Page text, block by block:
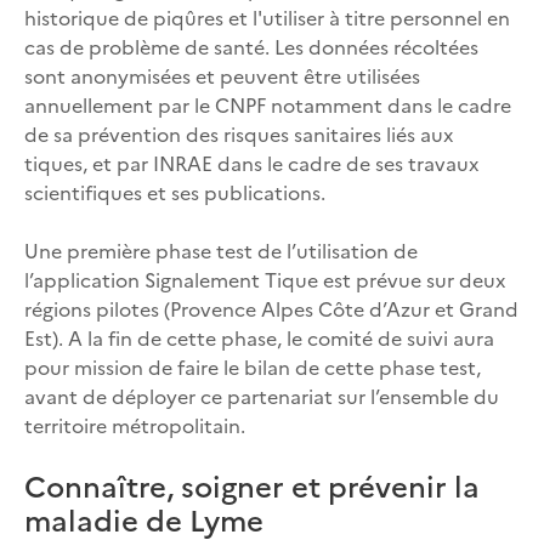
historique de piqûres et l'utiliser à titre personnel en
cas de problème de santé. Les données récoltées
sont anonymisées et peuvent être utilisées
annuellement par le CNPF notamment dans le cadre
de sa prévention des risques sanitaires liés aux
tiques, et par INRAE dans le cadre de ses travaux
scientifiques et ses publications.
Une première phase test de l’utilisation de
l’application Signalement Tique est prévue sur deux
régions pilotes (Provence Alpes Côte d’Azur et Grand
Est). A la fin de cette phase, le comité de suivi aura
pour mission de faire le bilan de cette phase test,
avant de déployer ce partenariat sur l’ensemble du
territoire métropolitain.
Connaître, soigner et prévenir la
maladie de Lyme